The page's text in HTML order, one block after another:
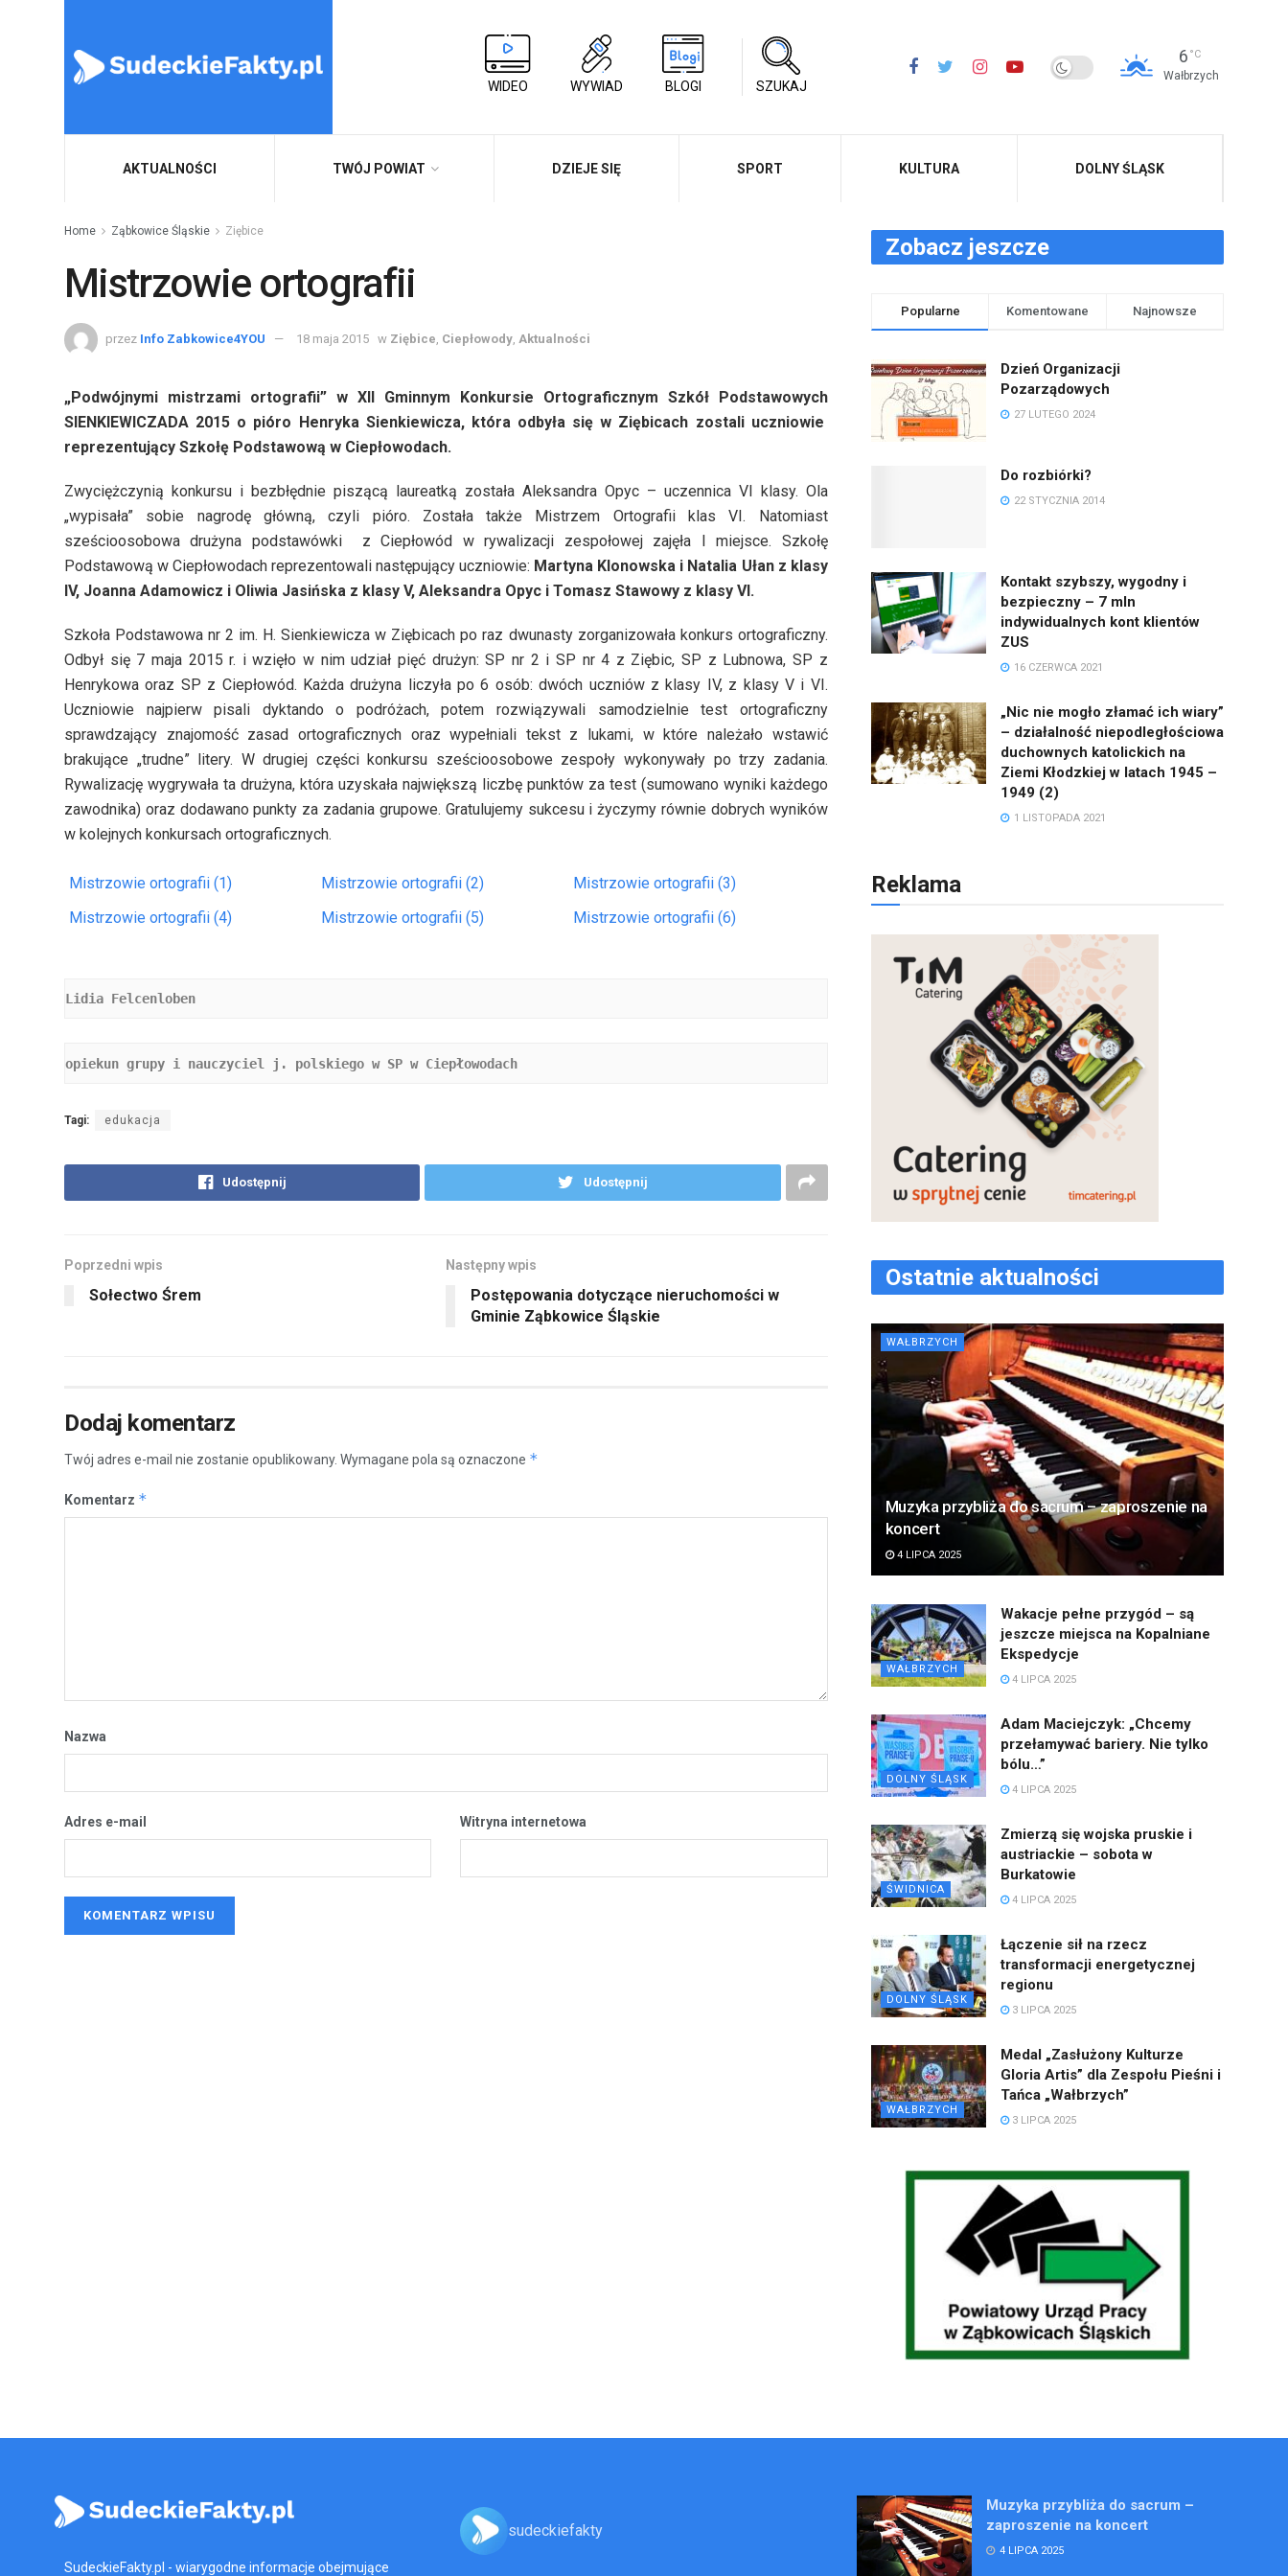
WIDEO WYWIAD BLOGI SZUKAJ
6 °C
Wałbrzych
AKTUALNOŚCI TWÓJ POWIAT DZIEJE SIĘ SPORT KULTURA DOLNY ŚLĄSK
Home Ząbkowice Śląskie Ziębice
Mistrzowie ortografii
przez Info Zabkowice4YOU 18 maja 2015 w Ziębice Ciepłowody Aktualności
„Podwójnymi mistrzami ortografii” w XII Gminnym Konkursie Ortograficznym Szkół Podstawowych
SIENKIEWICZADA 2015 o pióro Henryka Sienkiewicza, która odbyła się w Ziębicach zostali uczniowie
reprezentujący Szkołę Podstawową w Ciepłowodach.
Zwyciężczynią konkursu i bezbłędnie piszącą laureatką została Aleksandra Opyc – uczennica VI klasy. Ola
„wypisała” sobie nagrodę główną, czyli pióro. Została także Mistrzem Ortografii klas VI. Natomiast
sześcioosobowa drużyna podstawówki z Ciepłowód w rywalizacji zespołowej zajęła I miejsce. Szkołę
Podstawową w Ciepłowodach reprezentowali następujący uczniowie: Martyna Klonowska i Natalia Ułan z klasy
IV, Joanna Adamowicz i Oliwia Jasińska z klasy V, Aleksandra Opyc i Tomasz Stawowy z klasy VI.
Szkoła Podstawowa nr 2 im. H. Sienkiewicza w Ziębicach po raz dwunasty zorganizowała konkurs ortograficzny.
Odbył się 7 maja 2015 r. i wzięło w nim udział pięć drużyn: SP nr 2 i SP nr 4 z Ziębic, SP z Lubnowa, SP z
Henrykowa oraz SP z Ciepłowód. Każda drużyna liczyła po 6 osób: dwóch uczniów z klasy IV, z klasy V i VI.
Uczniowie najpierw pisali dyktando o podróżach, potem rozwiązywali samodzielnie test ortograficzny
sprawdzający znajomość zasad ortograficznych oraz wypełniali tekst z lukami, w które należało wstawić
brakujące „trudne” litery. W drugiej części konkursu sześcioosobowe zespoły wykonywały po trzy zadania.
Rywalizację wygrywała ta drużyna, która uzyskała największą liczbę punktów za test (sumowano wyniki każdego
zawodnika) oraz dodawano punkty za zadania grupowe. Gratulujemy sukcesu i życzymy równie dobrych wyników
w kolejnych konkursach ortograficznych.
Mistrzowie ortografii (1) Mistrzowie ortografii (2)
Mistrzowie ortografii (3)
Mistrzowie ortografii (4)
Mistrzowie ortografii (5) Mistrzowie ortografii (6)
Lidia Felcenloben
opiekun grupy i nauczyciel j. polskiego w SP w Ciepłowodach
Tagi: edukacja
Udostępnij Udostępnij
Poprzedni wpis
Sołectwo Śrem
Następny wpis
Postępowania dotyczące nieruchomości w
Gminie Ząbkowice Śląskie
Dodaj komentarz
Twój adres e-mail nie zostanie opublikowany. Wymagane pola są oznaczone *
Komentarz *
Nazwa
Adres e-mail Witryna internetowa
Zobacz jeszcze
Popularne Komentowane Najnowsze
Dzień Organizacji
Pozarządowych
27 LUTEGO 2024
Do rozbiórki?
22 STYCZNIA 2014
Kontakt szybszy, wygodny i
bezpieczny – 7 mln
indywidualnych kont klientów
ZUS
16 CZERWCA 2021
„Nic nie mogło złamać ich wiary”
– działalność niepodległościowa
duchownych katolickich na
Ziemi Kłodzkiej w latach 1945 –
1949 (2)
1 LISTOPADA 2021
Reklama
Ostatnie aktualności
WAŁBRZYCH
Muzyka przybliża do sacrum – zaproszenie na
koncert
4 LIPCA 2025
WAŁBRZYCH
Wakacje pełne przygód – są
jeszcze miejsca na Kopalniane
Ekspedycje
4 LIPCA 2025
DOLNY ŚLĄSK
Adam Maciejczyk: „Chcemy
przełamywać bariery. Nie tylko
bólu…”
4 LIPCA 2025
ŚWIDNICA
Zmierzą się wojska pruskie i
austriackie – sobota w
Burkatowie
4 LIPCA 2025
DOLNY ŚLĄSK
Łączenie sił na rzecz
transformacji energetycznej
regionu
3 LIPCA 2025
WAŁBRZYCH
Medal „Zasłużony Kulturze
Gloria Artis” dla Zespołu Pieśni i
Tańca „Wałbrzych”
3 LIPCA 2025
SudeckieFakty.pl - wiarygodne informacje obejmujące
sudeckiefakty
Muzyka przybliża do sacrum –
zaproszenie na koncert
4 LIPCA 2025